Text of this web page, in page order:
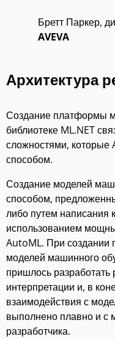
Бретт Паркер,
AVEVA
Архитектура
Создание платформы
библиотеке ML.NET
сложностями, которые
способом.
Создание моделей
способом,
либо путем написания
использованием
AutoML. При создании
моделей машинного
пришлось
интерпретации и, в
взаимодействия с
выполнено плавно и с
разработчика.